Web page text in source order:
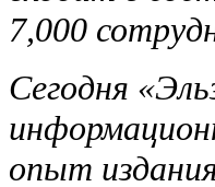
7,000
Сегодня
опыт